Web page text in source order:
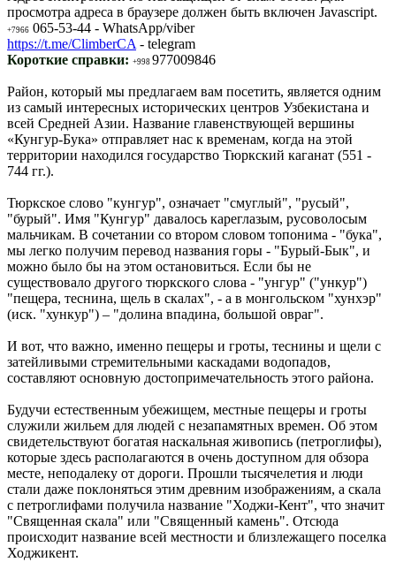
просмотра адреса в браузере должен быть включен Javascript.
+7966 065-53-44 - WhatsApp/viber
https://t.me/ClimberCA- telegram
Короткие справки: +998 977009846
Район, который мы предлагаем вам посетить, является одним
из самый интересных исторических центров Узбекистана и
всей Средней Азии. Название главенствующей вершины
«Кунгур-Бука» отправляет нас к временам, когда на этой
территории находился государство Тюркский каганат (551 -
744 гг.).
Тюркское слово "кунгур", означает "смуглый", "русый",
"бурый". Имя "Кунгур" давалось кареглазым, русоволосым
мальчикам. В сочетании со втором словом топонима - "бука",
мы легко получим перевод названия горы - "Бурый-Бык", и
можно было бы на этом остановиться. Если бы не
существовало другого тюркского слова - "унгур" ("ункур")
"пещера, теснина, щель в скалах", - а в монгольском "хунхэр"
(иск. "хункур") – "долина впадина, большой овраг".
И вот, что важно, именно пещеры и гроты, теснины и щели с
затейливыми стремительными каскадами водопадов,
составляют основную достопримечательность этого района.
Будучи естественным убежищем, местные пещеры и гроты
служили жильем для людей с незапамятных времен. Об этом
свидетельствуют богатая наскальная живопись (петроглифы),
которые здесь располагаются в очень доступном для обзора
месте, неподалеку от дороги. Прошли тысячелетия и люди
стали даже поклоняться этим древним изображениям, а скала
с петроглифами получила название "Ходжи-Кент", что значит
"Священная скала" или "Священный камень". Отсюда
происходит название всей местности и близлежащего поселка
Ходжикент.